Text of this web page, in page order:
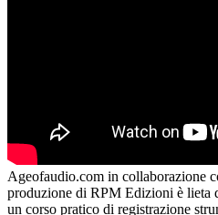
Ageofaudio.com in collaborazione
produzione di RPM Edizioni è lieta
un corso pratico di registrazione